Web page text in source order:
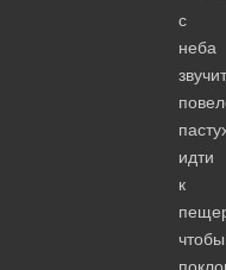
с
неба
звучит
идти
к
чтобы